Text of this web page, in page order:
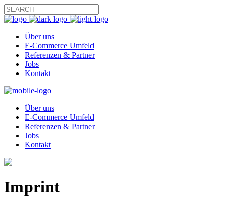
Über uns
E-Commerce Umfeld
Referenzen & Partner
Jobs
Kontakt
Über uns
E-Commerce Umfeld
Referenzen & Partner
Jobs
Kontakt
Imprint